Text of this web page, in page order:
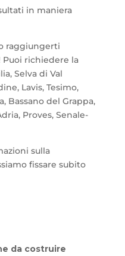
in maniera
raggiungerti
richiedere la
Selva di Val
Lavis, Tesimo,
Bassano del Grappa,
Proves, Senale-
sulla
fissare subito
da costruire